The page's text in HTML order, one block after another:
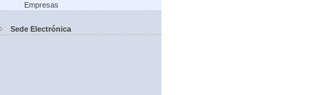
Empresas
Sede Electrónica